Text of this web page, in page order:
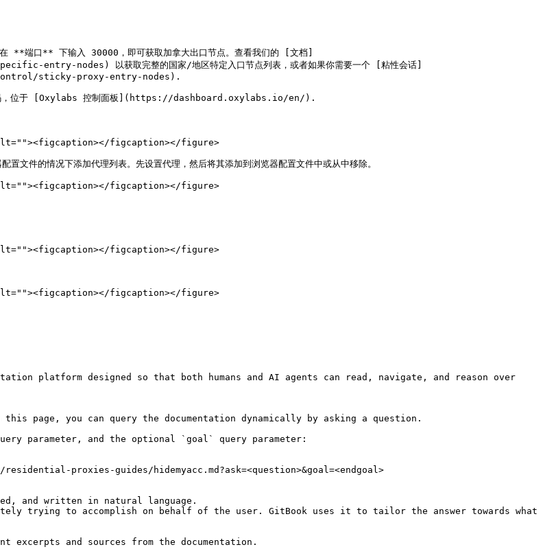
端口** 下输入 30000，即可获取加拿大出口节点。查看我们的 [文档]
nodes) 以获取完整的国家/地区特定入口节点列表，或者如果你需要一个 [粘性会话]
sticky-proxy-entry-nodes).
密码，位于 [Oxylabs 控制面板](https://dashboard.oxylabs.io/en/).
alt=""><figcaption></figcaption></figure>
件的情况下添加代理列表。先设置代理，然后将其添加到浏览器配置文件中或从中移除。
alt=""><figcaption></figcaption></figure>
alt=""><figcaption></figcaption></figure>
figcaption></figure>
platform designed so that both humans and AI agents can read, navigate, and reason over
you can query the documentation dynamically by asking a question.
parameter, and the optional `goal` query parameter:
proxies-guides/hidemyacc.md?ask=<question>&goal=<endgoal>
and written in natural language.
trying to accomplish on behalf of the user. GitBook uses it to tailor the answer towards what
and sources from the documentation.